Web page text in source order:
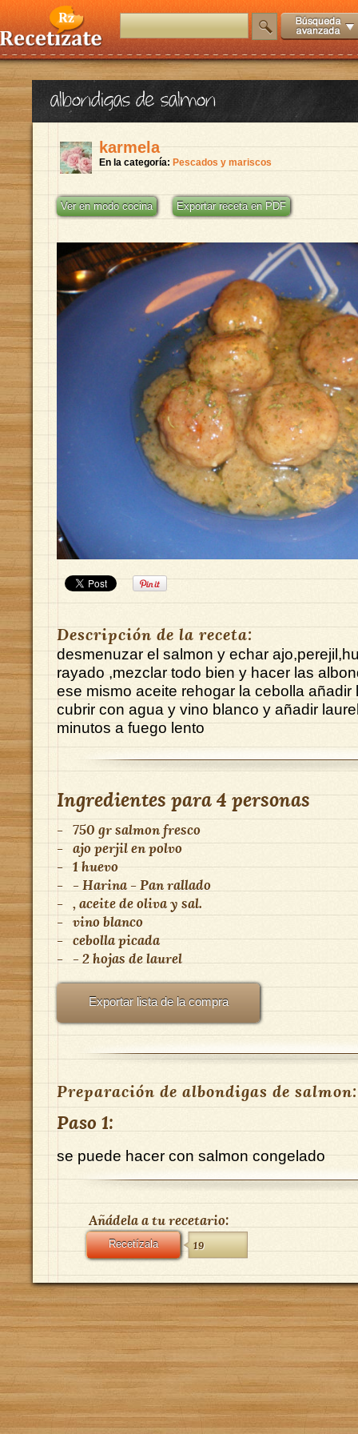
albondigas de salmon
karmela
En la categoría: Pescados y mariscos
Ver en modo cocina Exportar receta en PDF
Descripción de la receta:
desmenuzar el salmon y echar
rayado ,mezclar todo bien y hacer las
ese mismo aceite rehogar la cebolla añadir
cubrir con agua y vino blanco y añadir
minutos a fuego lento
Ingredientes para4 personas
- 750 gr salmon fresco
- ajo perjil en polvo
- 1 huevo
- - Harina - Pan rallado
- , aceite de oliva y sal.
- vino blanco
- cebolla picada
- - 2 hojas de laurel
Exportar lista de la compra
Preparación de albondigas de salmon:
Paso 1:
se puede hacer con salmon congelado
Añádela a tu recetario:
Recetízala 19